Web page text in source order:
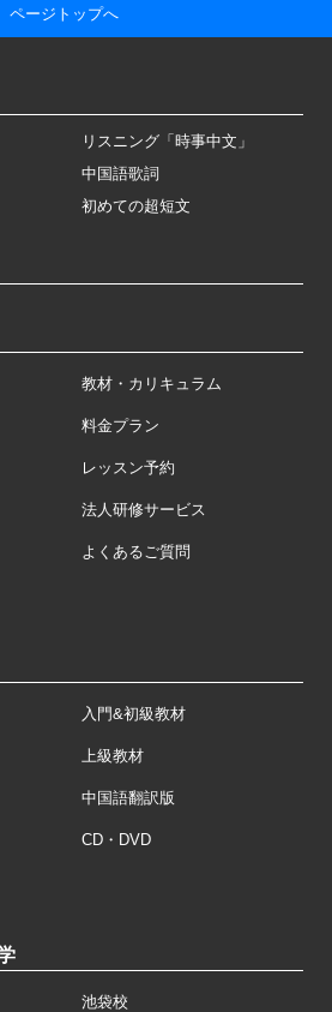
ページトップへ
リスニング「時事中文」
中国語歌詞
初めての超短文
教材・カリキュラム
料金プラン
レッスン予約
法人研修サービス
よくあるご質問
入門&初級教材
上級教材
中国語翻訳版
CD・DVD
池袋校